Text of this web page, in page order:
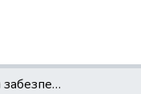
Форми і методи забезпечення національної безпеки